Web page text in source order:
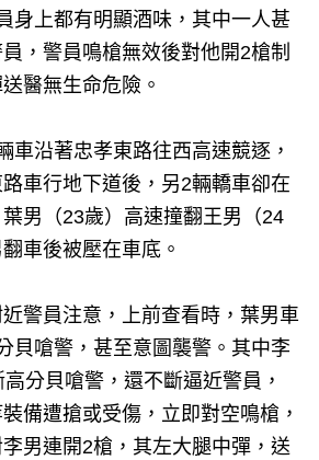
身上都有明顯酒味，其中一人甚
，警員鳴槍無效後對他開2槍制
醫無生命危險。
車沿著忠孝東路往西高速競逐，
車行地下道後，另2輛轎車卻在
男（23歲）高速撞翻王男（24
車後被壓在車底。
警員注意，上前查看時，葉男車
貝嗆警，甚至意圖襲警。其中李
分貝嗆警，還不斷逼近警員，
備遭搶或受傷，立即對空鳴槍，
男連開2槍，其左大腿中彈，送